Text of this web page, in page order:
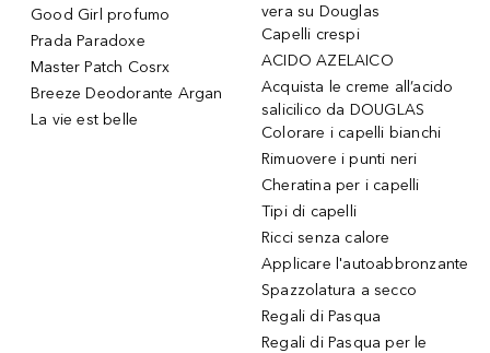
Good Girl profumo
Prada Paradoxe
Master Patch Cosrx
Breeze Deodorante Argan
La vie est belle
vera su Douglas
Capelli crespi
ACIDO AZELAICO
Acquista le creme all’acido
salicilico da DOUGLAS
Colorare i capelli bianchi
Rimuovere i punti neri
Cheratina per i capelli
Tipi di capelli
Ricci senza calore
Applicare l'autoabbronzante
Spazzolatura a secco
Regali di Pasqua
Regali di Pasqua per le